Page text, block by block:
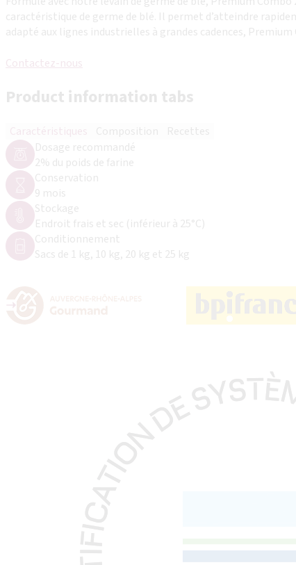
caractéristique de germe de blé. Il permet d’atteindre
adapté aux lignes industrielles à grandes cadences,
Contactez-nous
Product information tabs
Dosage recommandé
2% du poids de farine
Conservation
9 mois
Stockage
Endroit frais et sec (inférieur à 25°C)
Conditionnement
Sacs de 1 kg, 10 kg, 20 kg et 25 kg